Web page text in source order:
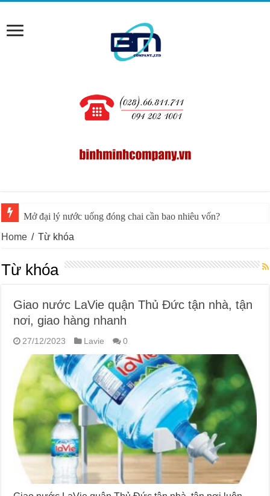
Mở đại lý nước uống đóng chai cần bao nhiêu vốn?
Home / Từ khóa
Từ khóa
Giao nước LaVie quận Thủ Đức tận nhà, tận
nơi, giao hàng nhanh
27/12/2023 Lavie 0